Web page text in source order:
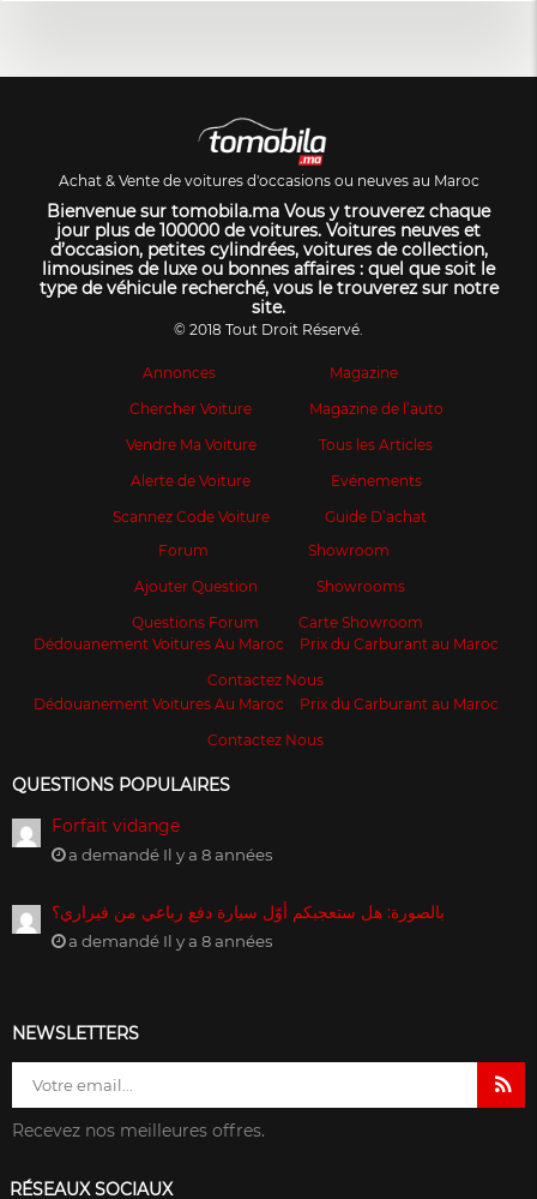
Achat & Vente de voitures d'occasions ou neuves au Maroc
Bienvenue sur tomobila.ma Vous y trouverez chaque
jour plus de 100000 de voitures. Voitures neuves et
d’occasion, petites cylindrées, voitures de collection,
limousines de luxe ou bonnes affaires : quel que soit le
type de véhicule recherché, vous le trouverez sur notre
site.
© 2018 Tout Droit Réservé.
Annonces
Chercher Voiture
Vendre Ma Voiture
Alerte de Voiture
Scannez Code Voiture
Magazine
Magazine de l’auto
Tous les Articles
Evénements
Guide D’achat
Forum
Ajouter Question
Questions Forum
Showroom
Showrooms
Carte Showroom
Dédouanement Voitures Au Maroc
Prix du Carburant au Maroc
Contactez Nous
Dédouanement Voitures Au Maroc
Prix du Carburant au Maroc
Contactez Nous
QUESTIONS POPULAIRES
Forfait vidange
a demandé Il y a 8 années
بالصورة: هل ستعجبكم أوّل سيارة دفع رباعي من فيراري؟
a demandé Il y a 8 années
NEWSLETTERS
Recevez nos meilleures offres.
RÉSEAUX SOCIAUX